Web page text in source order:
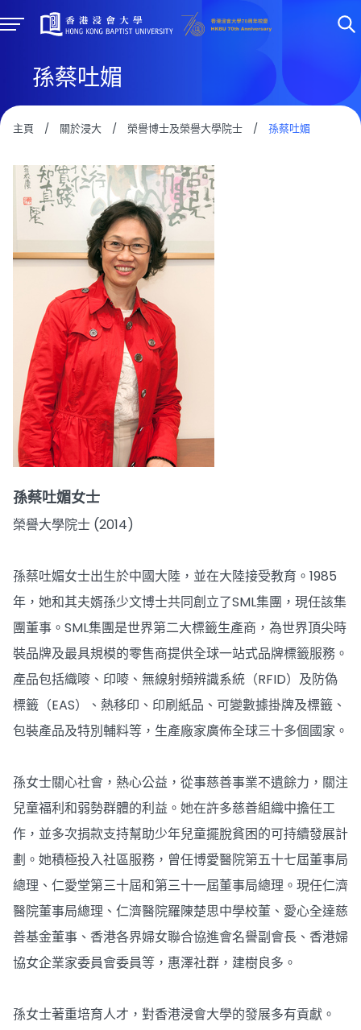
孫蔡吐媚
主頁 / 關於浸大 / 榮譽博士及榮譽大學院士 / 孫蔡吐媚
孫蔡吐媚女士
榮譽大學院士 (2014)
孫蔡吐媚女士出生於中國大陸，並在大陸接受教育。1985
年，她和其夫婿孫少文博士共同創立了SML集團，現任該集
團董事。SML集團是世界第二大標籤生產商，為世界頂尖時
裝品牌及最具規模的零售商提供全球一站式品牌標籤服務。
產品包括織嘜、印嘜、無線射頻辨識系統（RFID）及防偽
標籤（EAS）、熱移印、印刷紙品、可變數據掛牌及標籤、
包裝產品及特別輔料等，生產廠家廣佈全球三十多個國家。
孫女士關心社會，熱心公益，從事慈善事業不遺餘力，關注
兒童福利和弱勢群體的利益。她在許多慈善組織中擔任工
作，並多次捐款支持幫助少年兒童擺脫貧困的可持續發展計
劃。她積極投入社區服務，曾任博愛醫院第五十七屆董事局
總理、仁愛堂第三十屆和第三十一屆董事局總理。現任仁濟
醫院董事局總理、仁濟醫院羅陳楚思中學校董、愛心全達慈
善基金董事、香港各界婦女聯合協進會名譽副會長、香港婦
協女企業家委員會委員等，惠澤社群，建樹良多。
孫女士著重培育人才，對香港浸會大學的發展多有貢獻。